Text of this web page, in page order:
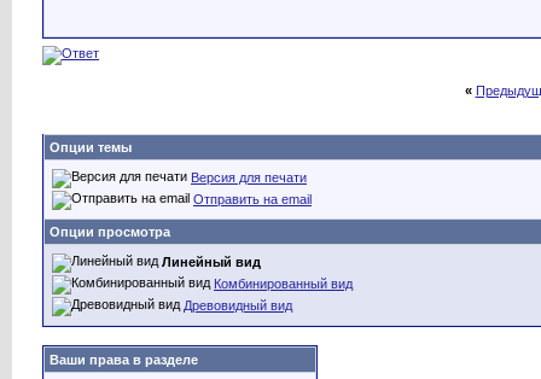
«
Опции темы
Версия для печати
Отправить на email
Опции просмотра
Линейный вид
Комбинированный вид
Древовидный вид
Ваши права в разделе